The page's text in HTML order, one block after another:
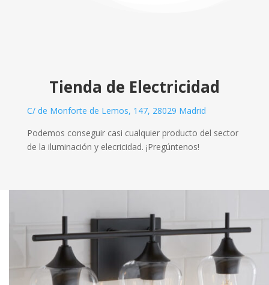
Tienda de Electricidad
C/ de Monforte de Lemos, 147, 28029 Madrid
Podemos conseguir casi cualquier producto del sector
de la iluminación y elecricidad. ¡Pregúntenos!